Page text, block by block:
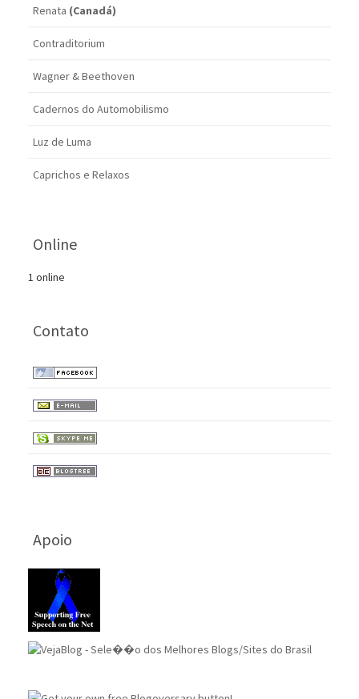
Renata (Canadá)
Contraditorium
Wagner & Beethoven
Cadernos do Automobilismo
Luz de Luma
Caprichos e Relaxos
Online
1 online
Contato
Apoio